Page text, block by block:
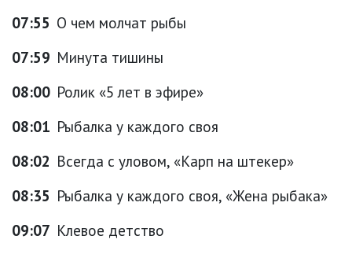
07:55 О чем молчат рыбы
07:59 Минута тишины
08:00 Ролик «5 лет в эфире»
08:01 Рыбалка у каждого своя
08:02 Всегда с уловом, «Карп на штекер»
08:35 Рыбалка у каждого своя, «Жена рыбака»
09:07 Клевое детство